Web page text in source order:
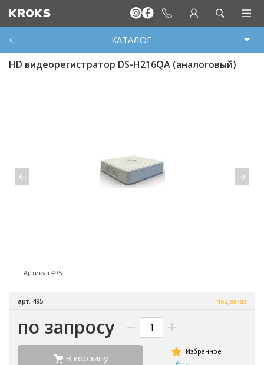
КАТАЛОГ
HD видеорегистратор DS-H216QА (аналоговый)
Артикул 495
арт. 495 под заказ
по запросу
В корзину